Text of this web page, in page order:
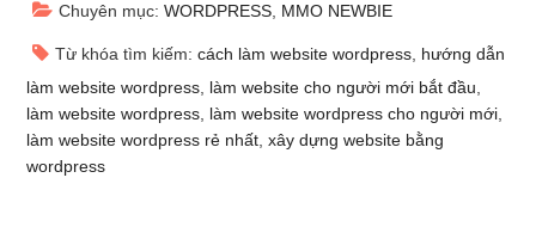
Chuyên mục:WORDPRESS MMO NEWBIE
Từ khóa tìm kiếm:cách làm website wordpress hướng dẫn
làm website wordpress làm website cho người mới bắt đầu
làm website wordpress làm website wordpress cho người mới
làm website wordpress rẻ nhất ,xây dựng website bằng
wordpress